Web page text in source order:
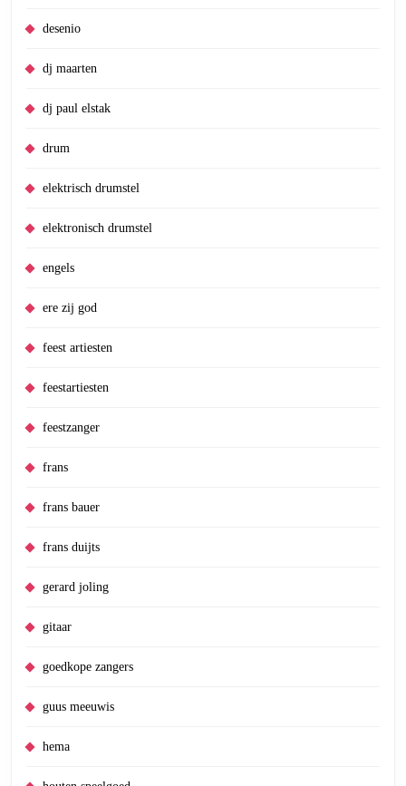
desenio
dj maarten
dj paul elstak
drum
elektrisch drumstel
elektronisch drumstel
engels
ere zij god
feest artiesten
feestartiesten
feestzanger
frans
frans bauer
frans duijts
gerard joling
gitaar
goedkope zangers
guus meeuwis
hema